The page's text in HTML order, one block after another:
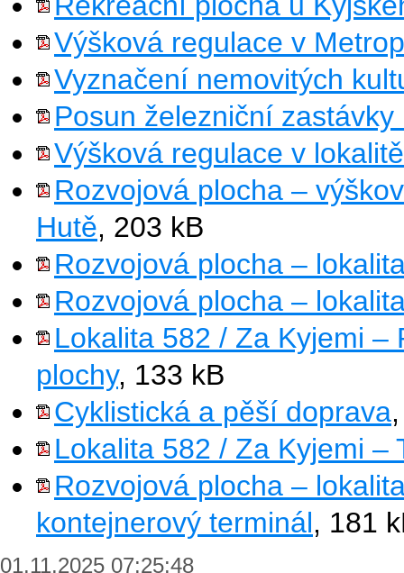
Výšková regulace v
Vyznačení nemovitých
Posun železniční zastávky
Výšková regulace v
Rozvojová plocha –
Hutě, 203 kB
Rozvojová plocha –
Rozvojová plocha –
Lokalita 582 / Za Kyjemi
plochy, 133 kB
Cyklistická a pěší doprava
Lokalita 582 / Za Kyjemi
Rozvojová plocha –
kontejnerový terminál, 181
01.11.2025 07:25:48